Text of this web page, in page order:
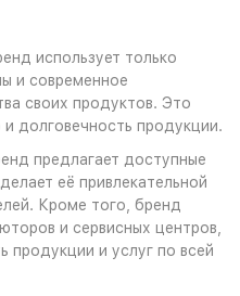
использует только
и современное
своих продуктов. Это
и долговечность продукции.
предлагает доступные
её привлекательной
Кроме того, бренд
и сервисных центров,
продукции и услуг по всей